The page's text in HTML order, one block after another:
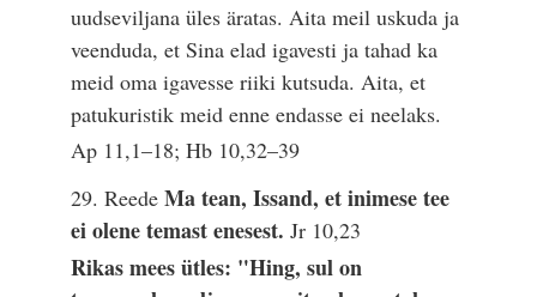
uudseviljana üles äratas. Aita meil uskuda ja
veenduda, et Sina elad igavesti ja tahad ka
meid oma igavesse riiki kutsuda. Aita, et
patukuristik meid enne endasse ei neelaks.
Ap 11,1–18; Hb 10,32–39
29. ReedeMa tean, Issand, et inimese tee
ei olene temast enesest.Jr 10,23
Rikas mees ütles: "Hing, sul on